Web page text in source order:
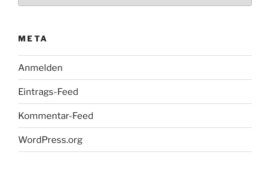
META
Anmelden
Eintrags-Feed
Kommentar-Feed
WordPress.org